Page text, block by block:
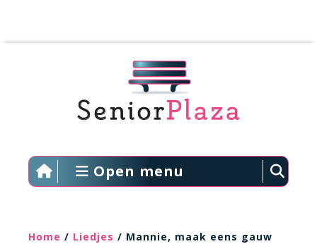
Open menu
Home / Liedjes / Mannie, maak eens gauw